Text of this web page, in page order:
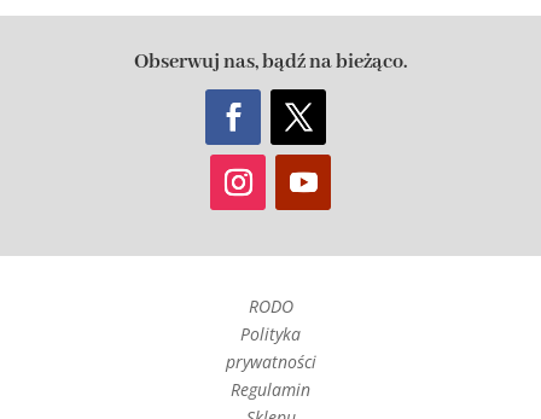
Obserwuj nas, bądź na bieżąco.
RODO
Polityka
prywatności
Regulamin